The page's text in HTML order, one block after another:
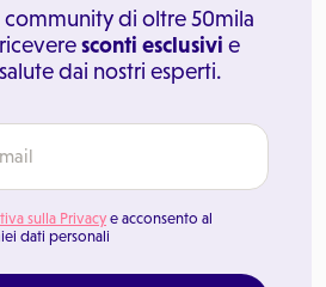
community di oltre 50mila
sconti esclusivi e
dai nostri esperti.
sulla Privacy e acconsento al
dati personali